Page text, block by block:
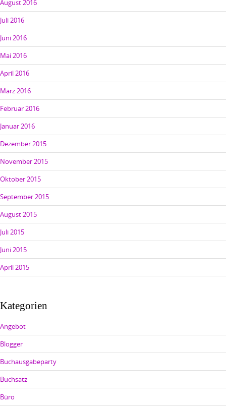
August 2016
Juli 2016
Juni 2016
Mai 2016
April 2016
März 2016
Februar 2016
Januar 2016
Dezember 2015
November 2015
Oktober 2015
September 2015
August 2015
Juli 2015
Juni 2015
April 2015
Kategorien
Angebot
Blogger
Buchausgabeparty
Buchsatz
Büro